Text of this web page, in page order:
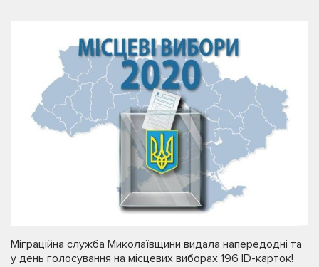
Міграційна служба Миколаївщини видала напередодні та
у день голосування на місцевих виборах 196 ID-карток!